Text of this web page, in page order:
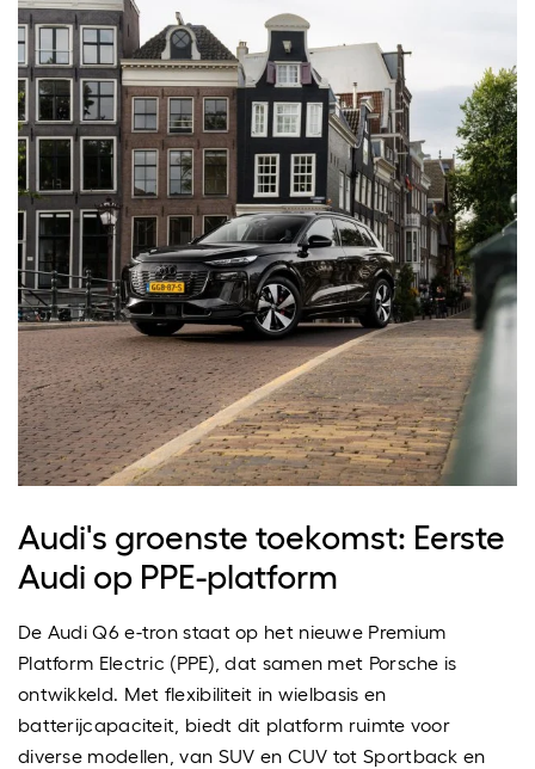
Audi's groenste toekomst: Eerste
Audi op PPE-platform
De Audi Q6 e-tron staat op het nieuwe Premium
Platform Electric (PPE), dat samen met Porsche is
ontwikkeld. Met flexibiliteit in wielbasis en
batterijcapaciteit, biedt dit platform ruimte voor
diverse modellen, van SUV en CUV tot Sportback en